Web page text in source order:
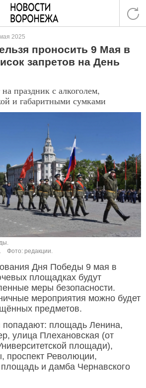
2025
проносить 9 Мая в
запретов на День
праздник с алкоголем,
и габаритными сумками
Фото: редакции.
Дня Победы 9 мая в
площадках будут
меры безопасности.
мероприятия можно будет
предметов.
попадают: площадь Ленина,
улица Плехановская (от
площади),
проспект Революции,
и дамба Чернавского